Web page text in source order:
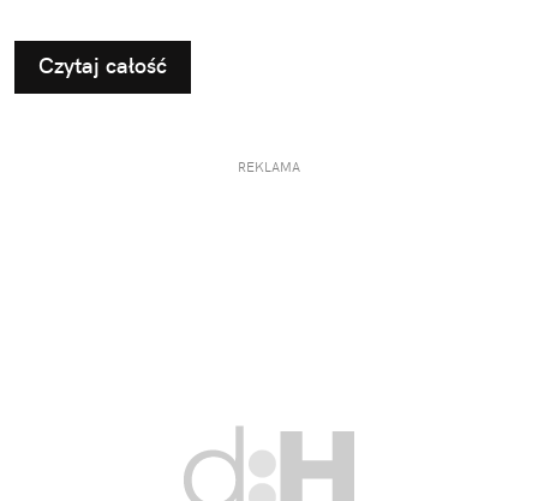
Czytaj całość
REKLAMA